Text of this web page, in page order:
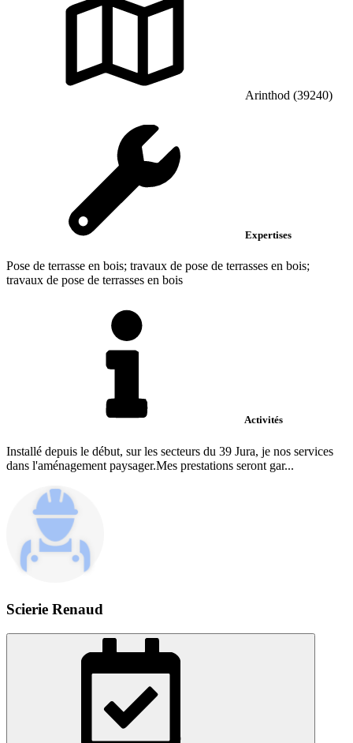
Arinthod (39240)
Expertises
Pose de terrasse en bois; travaux de pose de terrasses en bois;
travaux de pose de terrasses en bois
Activités
Installé depuis le début, sur les secteurs du 39 Jura, je nos services
dans l'aménagement paysager.Mes prestations seront gar...
Scierie Renaud